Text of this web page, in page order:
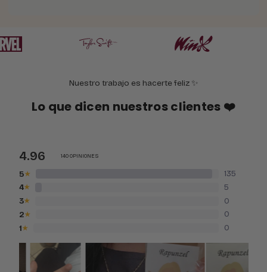
Nuestro trabajo es hacerte feliz ✨
Lo que dicen nuestros clientes ❤️
4.96 140 OPINIONES
5★ 135
4★ 5
3★ 0
2★ 0
1★ 0